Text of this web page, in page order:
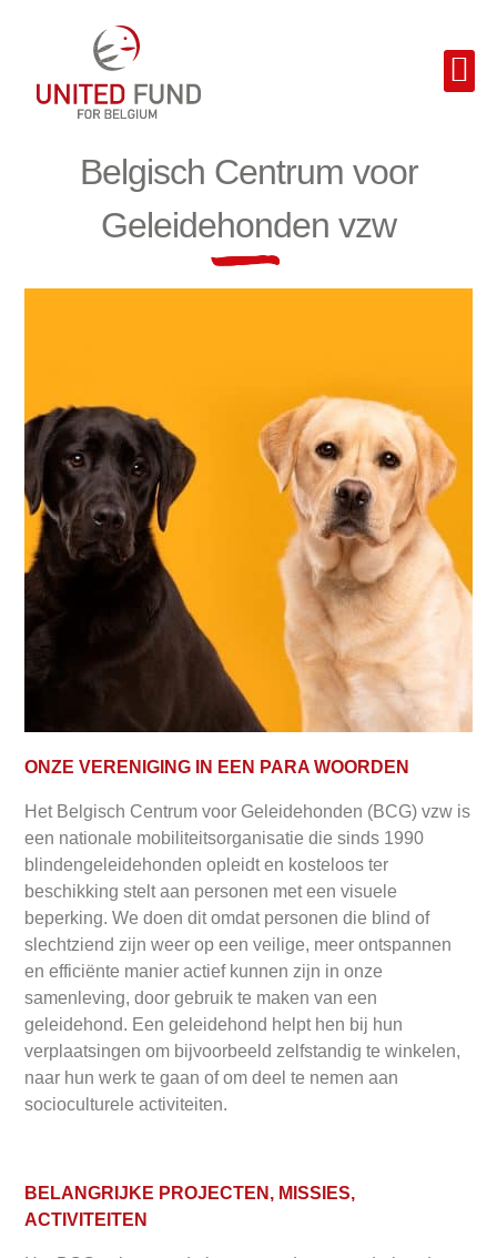
Belgisch Centrum voor
Geleidehonden vzw
ONZE VERENIGING IN EEN PARA WOORDEN
Het Belgisch Centrum voor Geleidehonden (BCG) vzw is
een nationale mobiliteitsorganisatie die sinds 1990
blindengeleidehonden opleidt en kosteloos ter
beschikking stelt aan personen met een visuele
beperking. We doen dit omdat personen die blind of
slechtziend zijn weer op een veilige, meer ontspannen
en efficiënte manier actief kunnen zijn in onze
samenleving, door gebruik te maken van een
geleidehond. Een geleidehond helpt hen bij hun
verplaatsingen om bijvoorbeeld zelfstandig te winkelen,
naar hun werk te gaan of om deel te nemen aan
socioculturele activiteiten.
BELANGRIJKE PROJECTEN, MISSIES,
ACTIVITEITEN